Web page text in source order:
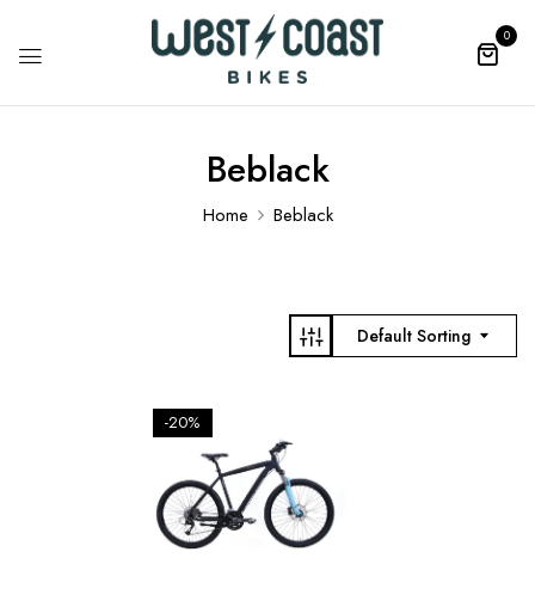
0
Beblack
Home Beblack
Default Sorting
-20%